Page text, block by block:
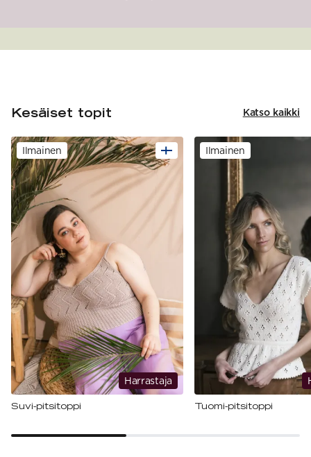
Kesäiset topit Katso kaikki
Harrastaja
Ilmainen
Suvi-pitsitoppi
Ilmainen
Tuomi-pitsitoppi